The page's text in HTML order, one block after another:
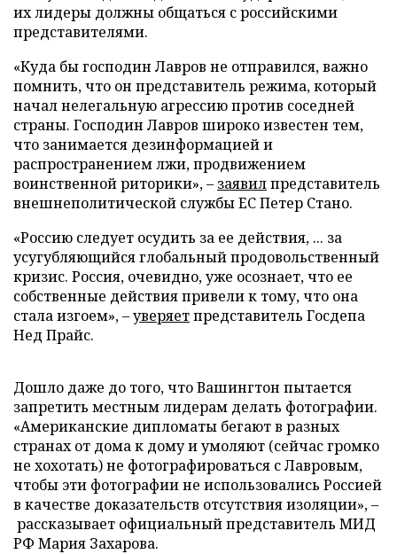
их лидеры должны общаться с российскими
представителями.
«Куда бы господин Лавров не отправился, важно
помнить, что он представитель режима, который
начал нелегальную агрессию против соседней
страны. Господин Лавров широко известен тем,
что занимается дезинформацией и
распространением лжи, продвижением
воинственной риторики», – заявилпредставитель
внешнеполитической службы ЕС Петер Стано.
«Россию следует осудить за ее действия, ... за
усугубляющийся глобальный продовольственный
кризис. Россия, очевидно, уже осознает, что ее
собственные действия привели к тому, что она
стала изгоем», –уверяетпредставитель Госдепа
Нед Прайс.
Дошло даже до того, что Вашингтон пытается
запретить местным лидерам делать фотографии.
«Американские дипломаты бегают в разных
странах от дома к дому и умоляют (сейчас громко
не хохотать) не фотографироваться с Лавровым,
чтобы эти фотографии не использовались Россией
в качестве доказательств отсутствия изоляции», –
рассказывает официальный представитель МИД
РФ Мария Захарова.